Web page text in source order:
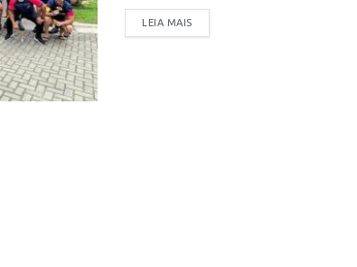
LEIA MAIS